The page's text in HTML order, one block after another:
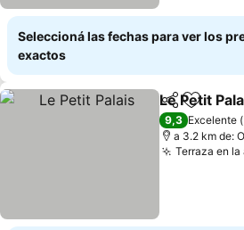
Seleccioná las fechas para ver los
exactos
Compartir
Añadir
Le Petit
9,3 Excelente
a 3.2 km de:
Terraza en